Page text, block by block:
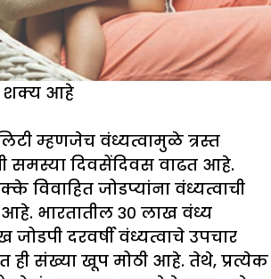
शक्य आहे
म्हणजेच वंध्यत्वामुळे त्रस्त
समस्या दिवसेंदिवस वाढत आहे.
विवाहित जोडप्यांना वंध्यत्वाची
भारतातील ३० लाख वंध्य
जोडपी दरवर्षी वंध्यत्वाचे उपचार
ही संख्या खूप मोठी आहे. तेथे, प्रत्येक